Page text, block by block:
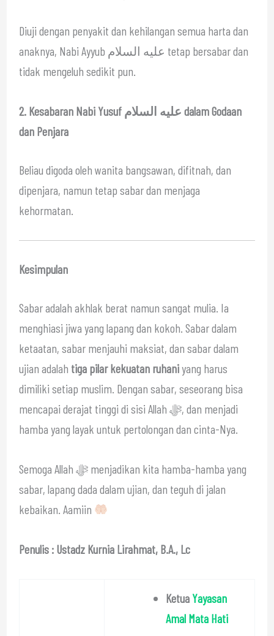
Diuji dengan penyakit dan kehilangan semua harta dan
anaknya, Nabi Ayyub عليه السلام tetap bersabar dan
tidak mengeluh sedikit pun.
2. Kesabaran Nabi Yusuf عليه السلام dalam Godaan
dan Penjara
Beliau digoda oleh wanita bangsawan, difitnah, dan
dipenjara, namun tetap sabar dan menjaga
kehormatan.
Kesimpulan
Sabar adalah akhlak berat namun sangat mulia. Ia
menghiasi jiwa yang lapang dan kokoh. Sabar dalam
ketaatan, sabar menjauhi maksiat, dan sabar dalam
ujian adalah tiga pilar kekuatan ruhaniyang harus
dimiliki setiap muslim. Dengan sabar, seseorang bisa
mencapai derajat tinggi di sisi Allah ﷻ, dan menjadi
hamba yang layak untuk pertolongan dan cinta-Nya.
Semoga Allah ﷻ menjadikan kita hamba-hamba yang
sabar, lapang dada dalam ujian, dan teguh di jalan
kebaikan. Aamiin
Penulis : Ustadz Kurnia Lirahmat, B.A., Lc
Ketua Yayasan
Amal Mata Hati